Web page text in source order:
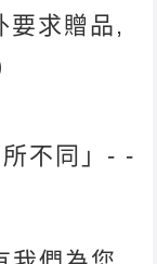
要求贈品,
所不同」- -